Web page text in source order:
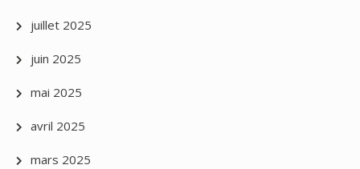
juillet 2025
juin 2025
mai 2025
avril 2025
mars 2025